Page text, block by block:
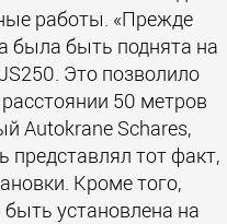
работы. «Прежде
была быть поднята на
Это позволило
50 метров
Autokrane Schares,
тот факт,
Кроме того,
установлена на